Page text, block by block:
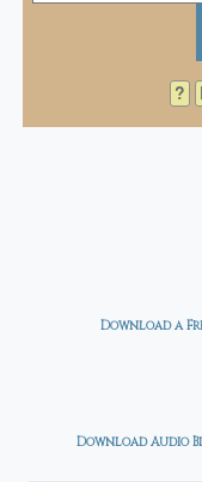
?
Download a
Download Audio